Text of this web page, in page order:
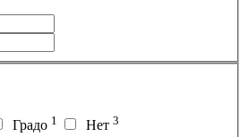
Градо 1 Нет 3